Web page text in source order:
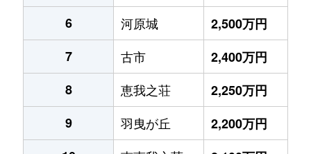
6
河原城
2,500万円
7
古市
2,400万円
8
恵我之荘
2,250万円
9
羽曳が丘
2,200万円